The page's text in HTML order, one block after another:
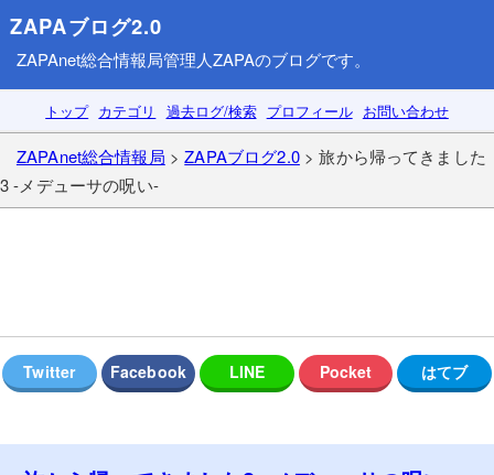
ZAPAブログ2.0
ZAPAnet総合情報局管理人ZAPAのブログです。
トップ カテゴリ 過去ログ/検索 プロフィール お問い合わせ
ZAPAnet総合情報局 >ZAPAブログ2.0> 旅から帰ってきました
3 -メデューサの呪い-